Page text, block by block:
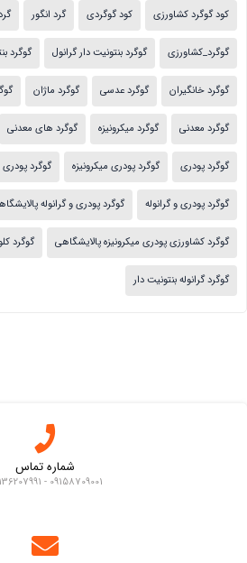
کود گوگرد کشاورزی کود گوگردی گرد انگور
گوگرد_کشاورزی گوگرد بنتونیت دار گرانول گوگرد
گوگرد خانگیران گوگرد عدسی گوگرد ماژان
گوگرد معدنی گوگرد میکرونیزه گوگرد های معدنی
گوگرد پودری گوگرد پودری میکرونیزه گوگرد پودری
گوگرد پودری و گرانوله گوگرد پودری و گرانوله
گوگرد کشاورزی پودری میکرونیزه پالایشگاهی گوگرد
گوگرد گرانوله بنتونیت دار
شماره تماس
09158709001 - 05136207991